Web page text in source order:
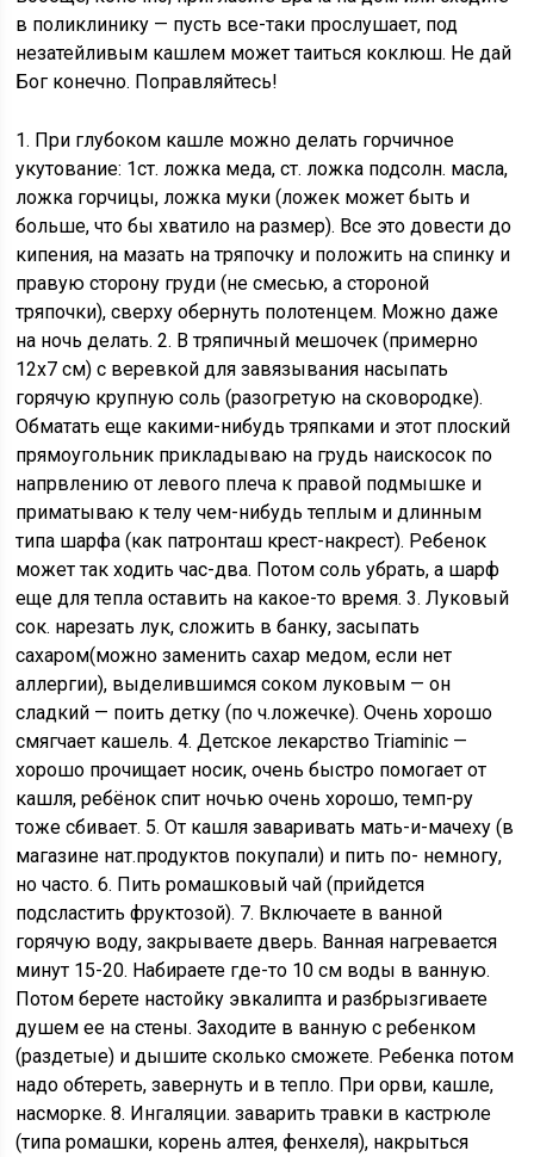
в поликлинику — пусть все-таки прослушает, под
незатейливым кашлем может таиться коклюш. Не дай
Бог конечно. Поправляйтесь!
1. При глубоком кашле можно делать горчичное
укутование: 1ст. ложка меда, ст. ложка подсолн. масла,
ложка горчицы, ложка муки (ложек может быть и
больше, что бы хватило на размер). Все это довести до
кипения, на мазать на тряпочку и положить на спинку и
правую сторону груди (не смесью, а стороной
тряпочки), сверху обернуть полотенцем. Можно даже
на ночь делать. 2. В тряпичный мешочек (примерно
12х7 см) с веревкой для завязывания насыпать
горячую крупную соль (разогретую на сковородке).
Обматать еще какими-нибудь тряпками и этот плоский
прямоугольник прикладываю на грудь наискосок по
напрвлению от левого плеча к правой подмышке и
приматываю к телу чем-нибудь теплым и длинным
типа шарфа (как патронташ крест-накрест). Ребенок
может так ходить час-два. Потом соль убрать, а шарф
еще для тепла оставить на какое-то время. 3. Луковый
сок. нарезать лук, сложить в банку, засыпать
сахаром(можно заменить сахар медом, если нет
аллергии), выделившимся соком луковым — он
сладкий — поить детку (по ч.ложечке). Очень хорошо
смягчает кашель. 4. Детское лекарство Triaminic —
хорошо прочищает носик, очень быстро помогает от
кашля, ребёнок спит ночью очень хорошо, темп-ру
тоже сбивает. 5. От кашля заваривать мать-и-мачеху (в
магазине нат.продуктов покупали) и пить по- немногу,
но часто. 6. Пить ромашковый чай (прийдется
подсластить фруктозой). 7. Включаете в ванной
горячую воду, закрываете дверь. Ванная нагревается
минут 15-20. Набираете где-то 10 см воды в ванную.
Потом берете настойку эвкалипта и разбрызгиваете
душем ее на стены. Заходите в ванную с ребенком
(раздетые) и дышите сколько сможете. Ребенка потом
надо обтереть, завернуть и в тепло. При орви, кашле,
насморке. 8. Ингаляции. заварить травки в кастрюле
(типа ромашки, корень алтея, фенхеля), накрыться